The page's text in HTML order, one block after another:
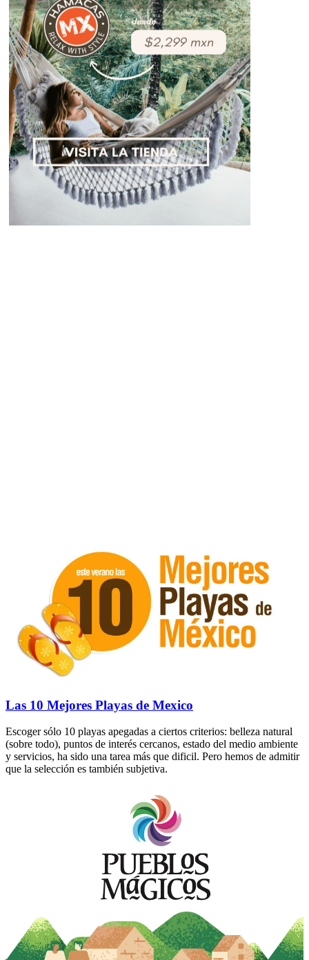
Las 10 Mejores Playas de Mexico
Escoger sólo 10 playas apegadas a ciertos criterios: belleza natural
(sobre todo), puntos de interés cercanos, estado del medio ambiente
y servicios, ha sido una tarea más que dificil. Pero hemos de admitir
que la selección es también subjetiva.